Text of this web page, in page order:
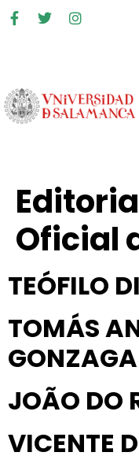
Oficial
TEÓFILO
TOMÁS
GONZAGA
JOÃO DO
VICENTE